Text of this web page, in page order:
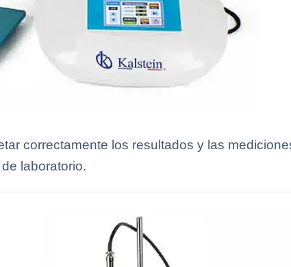
correctamente los resultados y las
laboratorio.